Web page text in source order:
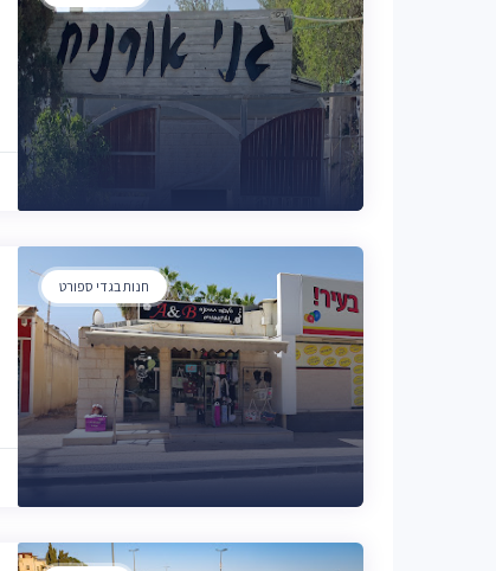
חנות בגדי ספורט